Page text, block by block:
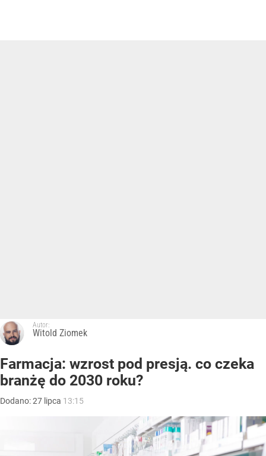
Autor:
Witold Ziomek
Farmacja: wzrost pod presją. co czeka
branżę do 2030 roku?
Dodano:27 lipca 13:15